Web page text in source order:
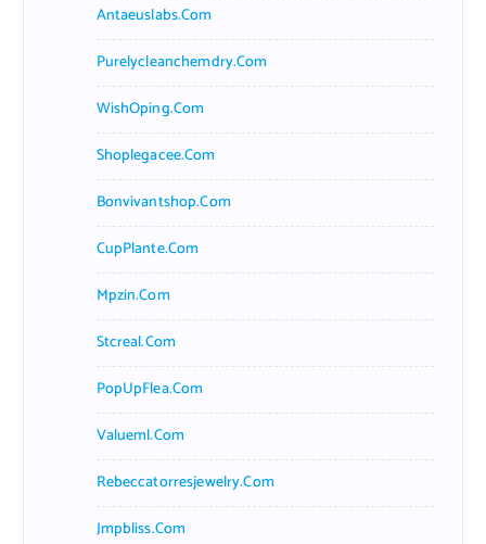
Antaeuslabs.com
Purelycleanchemdry.com
WishOping.com
Shoplegacee.com
Bonvivantshop.com
CupPlante.com
Mpzin.com
Stcreal.com
PopUpFlea.com
Valueml.com
Rebeccatorresjewelry.com
Jmpbliss.com